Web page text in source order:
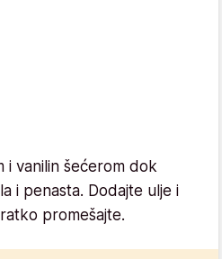
i vanilin šećerom dok
i penasta. Dodajte ulje i
promešajte.